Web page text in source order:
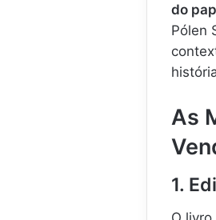
do
Pólen
As
1.